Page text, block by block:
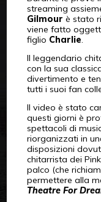
streaming
Gilmour è stato
viene fatto
figlio Charlie
Il leggendario
con la sua
divertimento e
tutti i suoi fan
Il video è stato
questi giorni è
spettacoli di
riorganizzati in
disposizioni
chitarrista dei
palco (che
permettere alla
Theatre For